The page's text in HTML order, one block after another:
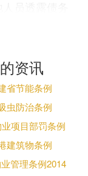
法规另行规定
人员不得使
事人的还款，
试行）》第二
得违背公序
条 现场催收
动告知债务人
资讯
省节能条例
虫防治条例
项目部罚条例
建筑物条例
管理条例2014